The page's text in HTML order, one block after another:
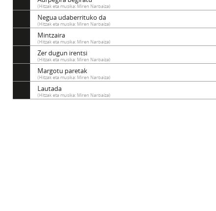
(Hitzak eta musika: Miren Narbaiza)
Negua udaberrituko da
(Hitzak eta musika: Miren Narbaiza)
Mintzaira
(Hitzak eta musika: Miren Narbaiza)
Zer dugun irentsi
(Hitzak eta musika: Miren Narbaiza)
Margotu paretak
(Hitzak eta musika: Miren Narbaiza)
Lautada
(Hitzak eta musika: Miren Narbaiza)